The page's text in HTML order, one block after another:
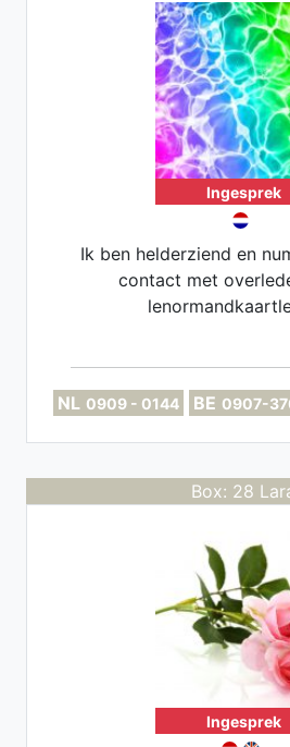
Ingesprek
Ik ben helderziend en
contact met
NL 0909 - 0144 BE 0907-
Box: 28
Ingesprek